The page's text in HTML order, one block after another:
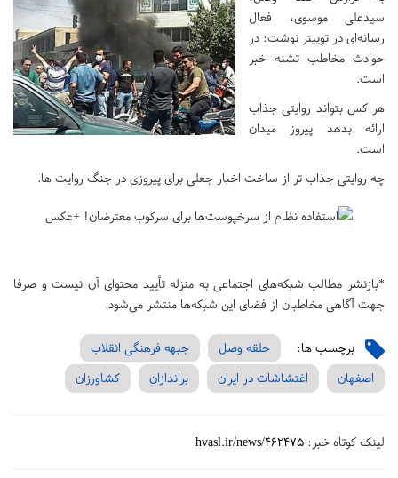
سیدعلی موسوی، فعال
رسانه‌ای در توییتر نوشت: ‏در
حوادث مخاطب تشنه خبر
است.
هر کس بتواند روایتی جذاب
ارائه بدهد پیروز میدان
است.
چه روایتی جذاب تر از ساخت ‎اخبار جعلی برای پیروزی در ‎جنگ روایت ها.
*بازنشر مطالب شبکه‌های اجتماعی به منزله تأیید محتوای آن نیست و صرفا
جهت آگاهی مخاطبان از فضای این شبکه‌ها منتشر می‌شود.
برچسب ها: حلقه وصل
جبهه فرهنگی انقلاب
اصفهان
اغتشاشات در ایران براندازان کشاورزان
لینک کوتاه خبر: hvasl.ir/news/462475